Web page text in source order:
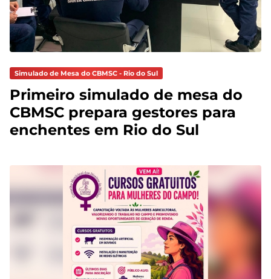
Simulado de Mesa do CBMSC - Rio do Sul
Primeiro simulado de mesa do
CBMSC prepara gestores para
enchentes em Rio do Sul